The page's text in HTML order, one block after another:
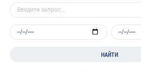
Видео
Отраслевые СМИ
НАЙТИ